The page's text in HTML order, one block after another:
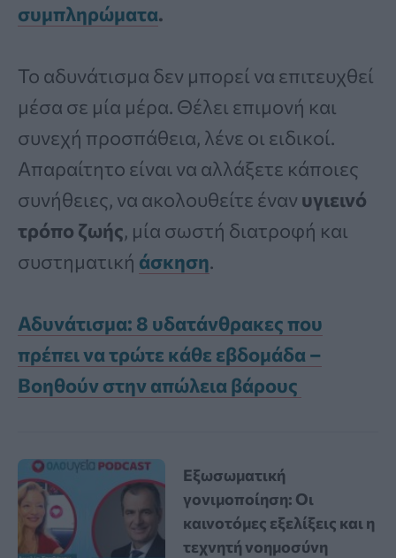
συμπληρώματα.
Το αδυνάτισμα δεν μπορεί να επιτευχθεί
μέσα σε μία μέρα. Θέλει επιμονή και
συνεχή προσπάθεια, λένε οι ειδικοί.
Απαραίτητο είναι να αλλάξετε κάποιες
συνήθειες, να ακολουθείτε έναν υγιεινό
τρόπο ζωής, μία σωστή διατροφή και
συστηματική άσκηση.
Αδυνάτισμα: 8 υδατάνθρακες που
πρέπει να τρώτε κάθε εβδομάδα –
Βοηθούν στην απώλεια βάρους
Εξωσωματική
γονιμοποίηση: Οι
καινοτόμες εξελίξεις και η
τεχνητή νοημοσύνη